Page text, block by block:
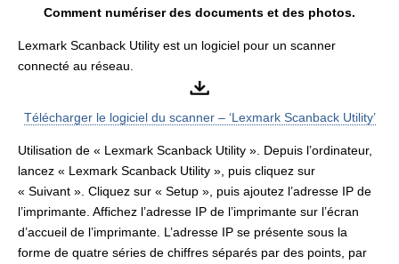
Comment numériser des documents et des photos.
Lexmark Scanback Utility est un logiciel pour un scanner
connecté au réseau.
Télécharger le logiciel du scanner – ‘Lexmark Scanback Utility’
Utilisation de « Lexmark Scanback Utility ». Depuis l’ordinateur,
lancez « Lexmark Scanback Utility », puis cliquez sur
« Suivant ». Cliquez sur « Setup », puis ajoutez l’adresse IP de
l’imprimante. Affichez l’adresse IP de l’imprimante sur l’écran
d’accueil de l’imprimante. L’adresse IP se présente sous la
forme de quatre séries de chiffres séparés par des points, par